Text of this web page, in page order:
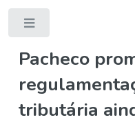
Pacheco
tributária